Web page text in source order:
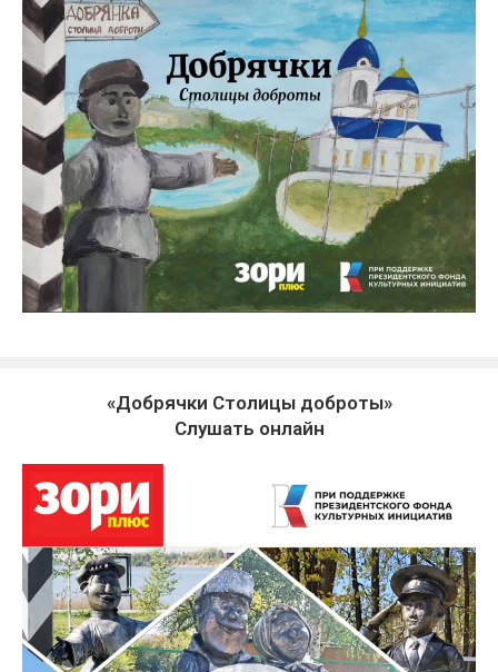
«Добрячки Столицы доброты»
Слушать онлайн